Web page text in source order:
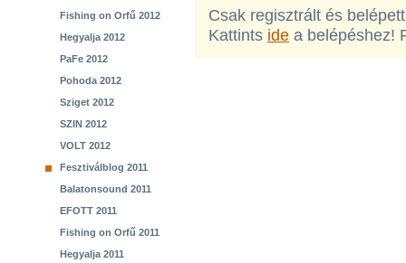
Fishing on Orfű 2012
Hegyalja 2012
PaFe 2012
Pohoda 2012
Sziget 2012
SZIN 2012
VOLT 2012
Fesztiválblog 2011
Balatonsound 2011
EFOTT 2011
Fishing on Orfű 2011
Hegyalja 2011
Csak regisztrált és
Kattints ide a belépéshez!